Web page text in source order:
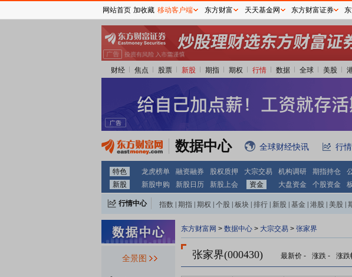
财经 焦点 股票 新股 期指 期权 行情 数据 全球 美股
数据中心 全球财经快讯 行
特色 龙虎榜单 融资融券 股权质押 大宗交易 机构调研 期指持仓
新股
新股申购 新股日历 新股上会 资金 大盘资金 个股资金
行情中心 指数 期指 期权 个股 板块 排行 新股 基金 港股 美股
全景图
东方财富网 > 数据中心 > 大宗交易 > 张家界
张家界(000430) 最新价 - 涨跌 - 涨跌
网站首页 加收藏 移动客户端 东方财富 天天基金网 东方财富证券